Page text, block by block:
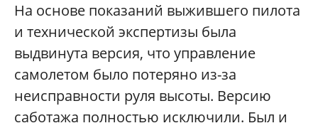
На основе показаний выжившего пилота
и технической экспертизы была
выдвинута версия, что управление
самолетом было потеряно из-за
неисправности руля высоты. Версию
саботажа полностью исключили. Был и